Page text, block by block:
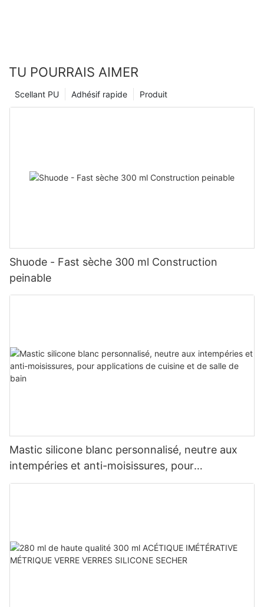
TU POURRAIS AIMER
Produit
Adhésif rapide
Scellant PU
Shuode - Fast sèche 300 ml Construction
peinable
Mastic silicone blanc personnalisé, neutre aux
intempéries et anti-moisissures, pour
applications de cuisine et de salle de bain